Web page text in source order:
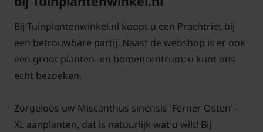
Miscanthus sinensis 'Ferner Osten' wordt in de loop
der jaren steeds groter en kan dan gescheurd
worden. Knip Prachtriet na de winter terug tot op 15
cm boven de grond.
Voor alle grote planten in de XL-serieklik hier
Bij Tuinplantenwinkel.nl koopt u een Prachtriet bij
een betrouwbare partij. Naast de webshop is er ook
een groot planten- en bomencentrum; u kunt ons
echt bezoeken.
Zorgeloos uw Miscanthus sinensis 'Ferner Osten' -
XL aanplanten, dat is natuurlijk wat u wilt! Bij